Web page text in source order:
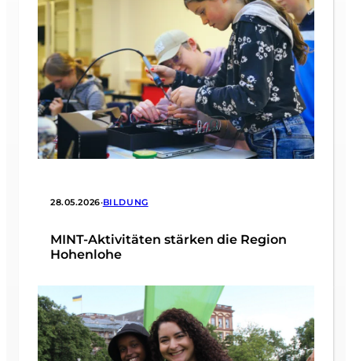
28.05.2026•BILDUNG
MINT-Aktivitäten stärken die Region
Hohenlohe